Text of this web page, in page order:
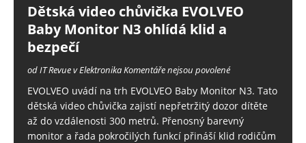
Dětská video chůvička EVOLVEO
Baby Monitor N3 ohlídá klid a
bezpečí
od IT Revue v ElektronikaKomentáře nejsou povolené
EVOLVEO uvádí na trh EVOLVEO Baby Monitor N3. Tato
dětská video chůvička zajistí nepřetržitý dozor dítěte
až do vzdálenosti 300 metrů. Přenosný barevný
monitor a řada pokročilých funkcí přináší klid rodičům